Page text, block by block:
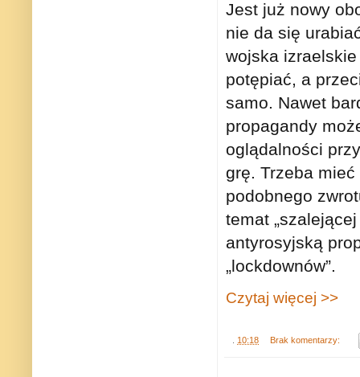
Jest już nowy
nie da się
wojska
potępiać, a
samo. Nawet
propagandy
oglądalności
grę. Trzeba mieć
podobnego
temat
antyrosyjską
„lockdownów”.
Czytaj więcej >>
10:18 Brak komentarzy: